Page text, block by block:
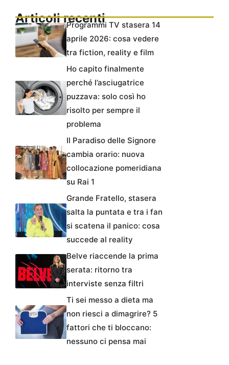
Articoli recentiProgrammi TV stasera 14
aprile 2026: cosa vedere
tra fiction, reality e film
Ho capito finalmente
perché l’asciugatrice
puzzava: solo così ho
risolto per sempre il
problema
Il Paradiso delle Signore
cambia orario: nuova
collocazione pomeridiana
su Rai 1
Grande Fratello, stasera
salta la puntata e tra i fan
si scatena il panico: cosa
succede al reality
Belve riaccende la prima
serata: ritorno tra
interviste senza filtri
Ti sei messo a dieta ma
non riesci a dimagrire? 5
fattori che ti bloccano:
nessuno ci pensa mai